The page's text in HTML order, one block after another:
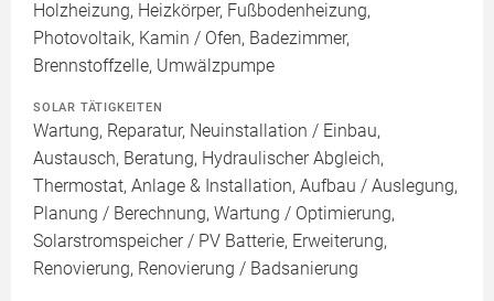
Holzheizung, Heizkörper, Fußbodenheizung,
Photovoltaik, Kamin / Ofen, Badezimmer,
Brennstoffzelle, Umwälzpumpe
SOLAR TÄTIGKEITEN
Wartung, Reparatur, Neuinstallation / Einbau,
Austausch, Beratung, Hydraulischer Abgleich,
Thermostat, Anlage & Installation, Aufbau / Auslegung,
Planung / Berechnung, Wartung / Optimierung,
Solarstromspeicher / PV Batterie, Erweiterung,
Renovierung, Renovierung / Badsanierung